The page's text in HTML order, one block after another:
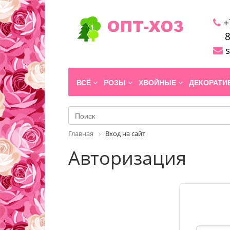
ВСЁ РОЗЫ ХВОЙНЫЕ
Главная Вход на сайт
Авторизация